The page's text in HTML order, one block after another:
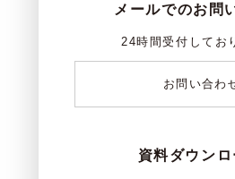
メールでのお問
24時間受付してお
お問い合わ
資料ダウンロ